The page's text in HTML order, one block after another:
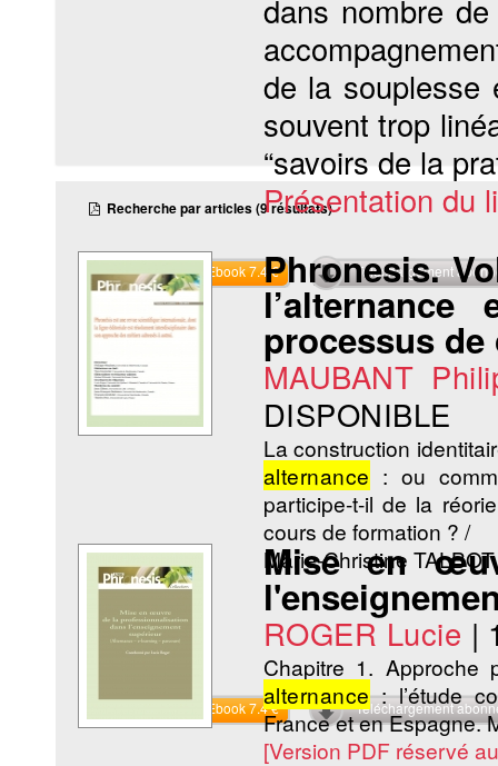
dans nombre
de la souplesse
souvent trop
“savoirs de la
Présentation du
Commander l'Ebook 7.4 € Téléchargement
Recherche par articles (9 résultats)
Phronesis.
processus
MAUBANT
DISPONIBLE
La construction
alternance : ou
participe-t-il de la
cours de formation ? /
Marie-Christine
Commander l'Ebook 7.4 € Téléchargement
Mise en
ROGER Lucie |
Chapitre 1. Approche
alternance: l’étude
France et en Espagne.
[Version PDF réservé